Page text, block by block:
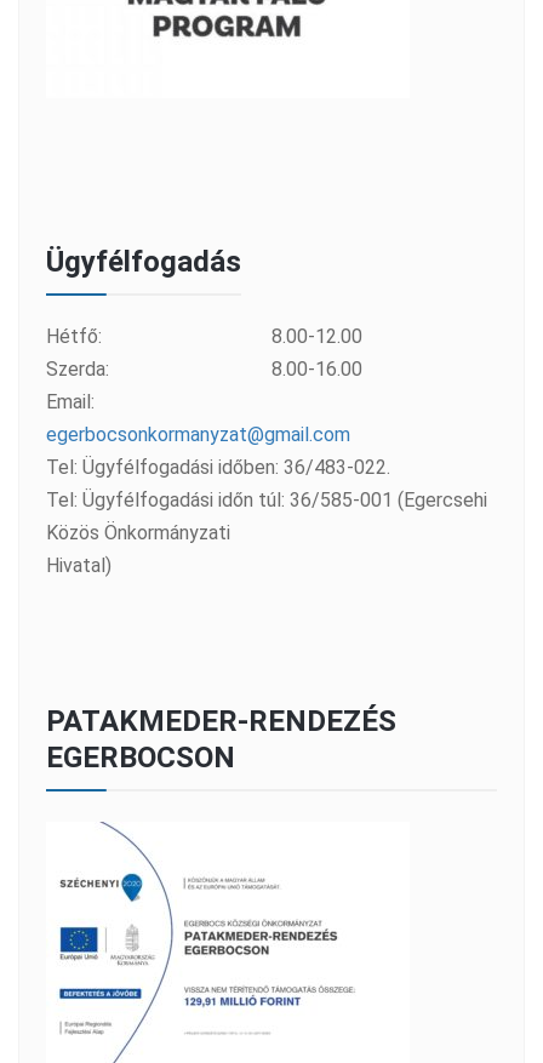
Ügyfélfogadás
Hétfő:
8.00-12.00
Szerda:
8.00-16.00
Email:
egerbocsonkormanyzat@gmail.com
Tel: Ügyfélfogadási időben: 36/483-022.
Tel: Ügyfélfogadási időn túl: 36/585-001 (Egercsehi
Közös Önkormányzati
Hivatal)
PATAKMEDER-RENDEZÉS
EGERBOCSON